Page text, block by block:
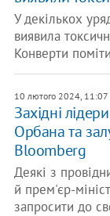
У декількох
виявила
Конверти
10 лютого 2024, 11:07
Західні
Орбана та
Bloomberg
Деякі з
й прем'єр-
запросити до